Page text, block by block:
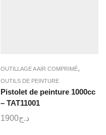
OUTILLAGE A AIR COMPRIMÉ,
OUTILS DE PEINTURE
Pistolet de peinture 1000cc
– TAT11001
د.ج1900